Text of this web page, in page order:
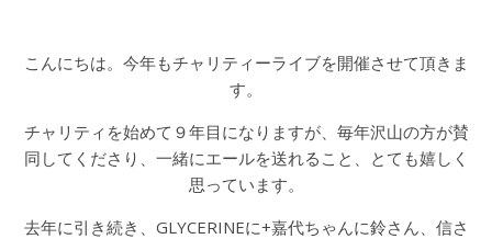
こんにちは。今年もチャリティーライブを開催させて頂きま
す。
チャリティを始めて９年目になりますが、毎年沢山の方が賛
同してくださり、一緒にエールを送れること、とても嬉しく
思っています。
去年に引き続き、GLYCERINEに+嘉代ちゃんに鈴さん、信さ